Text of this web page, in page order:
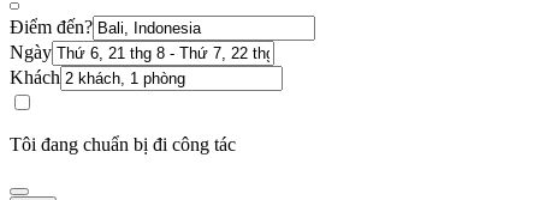
Điểm đến?
Ngày
Khách
Tôi đang chuẩn bị đi công tác